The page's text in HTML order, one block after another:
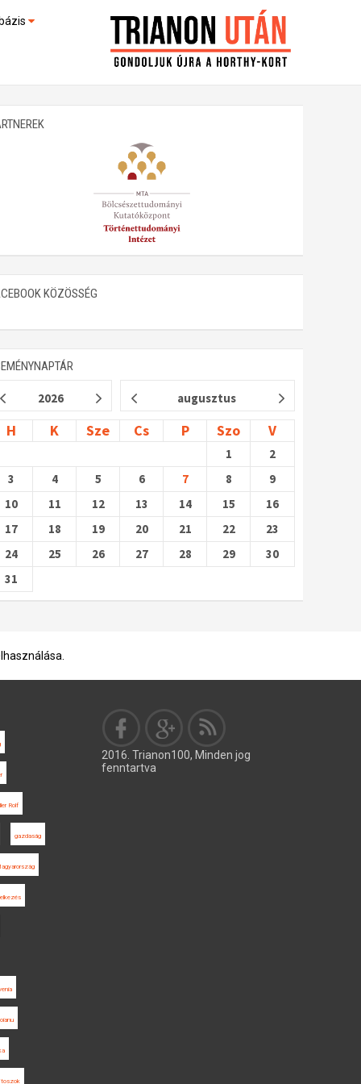
(feltöltés alatt)
KÖZÖSSÉG
2026 augusztus
H K Sze Cs P Szo V
1
2
3
4 5 6 7 8
9
10
11 12 13 14 15
16
17
18 19 20 21 22
23
24
25 26 27 28 29
30
31
Rolf
gazdaság
2016. Trianon100, Minden jog
fenntartva